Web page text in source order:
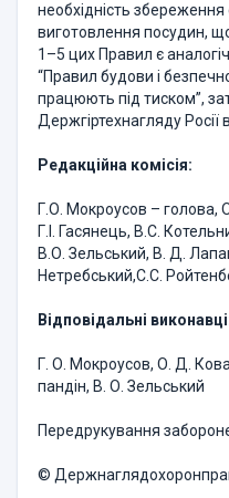
необхідність
виготовлення посудин,
1–5 цих Правил є
“Правил будови і
працюють під тиском”,
Держгіртехнагляду Росії
Редакційна комісія:
Г.О. Мокроусов – голова,
Г.І. Гасянець, В.С.
В.О. Зельський, В. Д.
Нетребський,С.С.
Відповідальні
Г. О. Мокроусов, О. Д.
пандін, В. О. Зельський
Передрукування
©